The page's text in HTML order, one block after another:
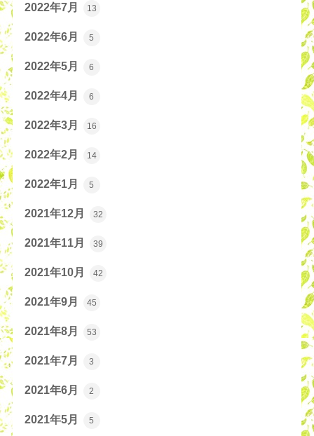
2022年7月 13
2022年6月 5
2022年5月 6
2022年4月 6
2022年3月 16
2022年2月 14
2022年1月 5
2021年12月 32
2021年11月 39
2021年10月 42
2021年9月 45
2021年8月 53
2021年7月 3
2021年6月 2
2021年5月 5